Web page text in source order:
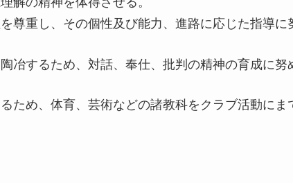
尊重し、その個性及び能力、進路に応じた指導に
冶するため、対話、奉仕、批判の精神の育成に努
ため、体育、芸術などの諸教科をクラブ活動にま